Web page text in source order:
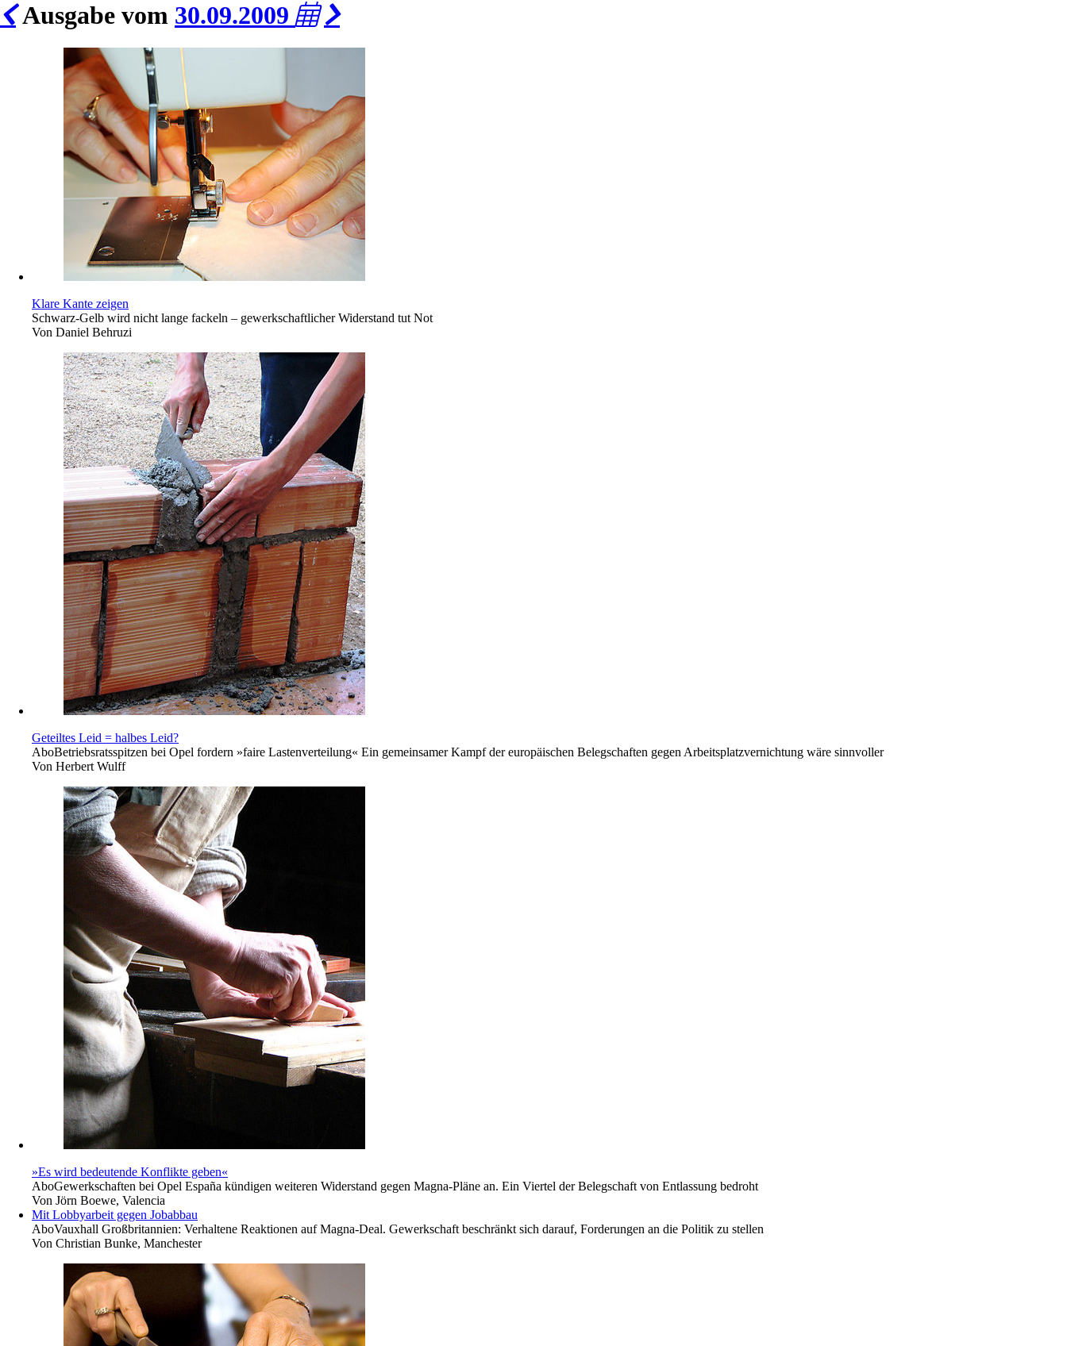
Ausgabe vom 30.09.2009
Klare Kante zeigen
Schwarz-Gelb wird nicht lange fackeln – gewerkschaftlicher Widerstand tut Not
Von Daniel Behruzi
Geteiltes Leid = halbes Leid?
AboBetriebsratsspitzen bei Opel fordern »faire Lastenverteilung« Ein gemeinsamer Kampf der europäischen Belegschaften gegen Arbeitsplatzvernichtung wäre sinnvoller
Von Herbert Wulff
»Es wird bedeutende Konflikte geben«
AboGewerkschaften bei Opel España kündigen weiteren Widerstand gegen Magna-Pläne an. Ein Viertel der Belegschaft von Entlassung bedroht
Von Jörn Boewe, Valencia
Mit Lobbyarbeit gegen Jobabbau
AboVauxhall Großbritannien: Verhaltene Reaktionen auf Magna-Deal. Gewerkschaft beschränkt sich darauf, Forderungen an die Politik zu stellen
Von Christian Bunke, Manchester